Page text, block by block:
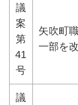
議
案
第
41
号
矢吹町
一部を
議